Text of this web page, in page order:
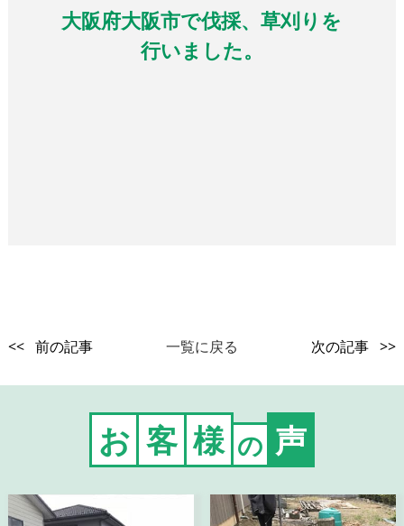
大阪府大阪市で伐採、草刈りを
行いました。
<< 前の記事 一覧に戻る 次の記事 >>
お 客 様 の 声